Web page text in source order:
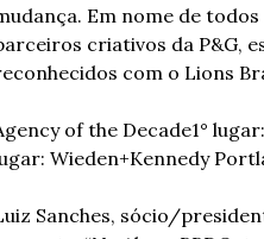
Em nome de
criativos da P&G,
com o Lions
of the Decade1°
Wieden+Kennedy
Sanches, sócio/